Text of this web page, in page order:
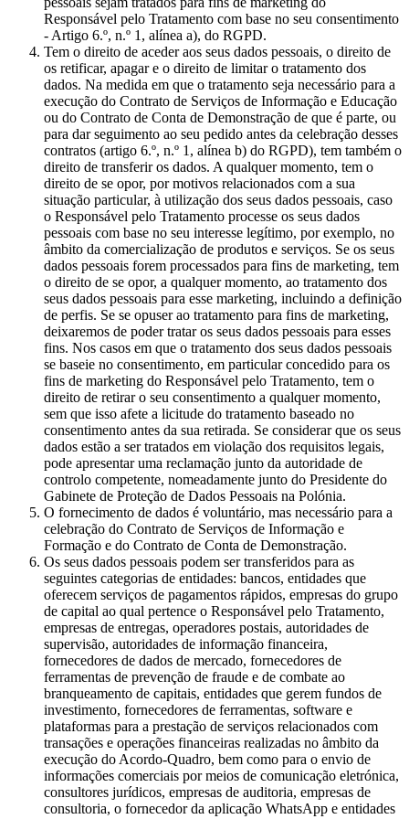
Responsável pelo Tratamento com base no seu consentimento
- Artigo 6.º, n.º 1, alínea a), do RGPD.
Tem o direito de aceder aos seus dados pessoais, o direito de
os retificar, apagar e o direito de limitar o tratamento dos
dados. Na medida em que o tratamento seja necessário para a
execução do Contrato de Serviços de Informação e Educação
ou do Contrato de Conta de Demonstração de que é parte, ou
para dar seguimento ao seu pedido antes da celebração desses
contratos (artigo 6.º, n.º 1, alínea b) do RGPD), tem também o
direito de transferir os dados. A qualquer momento, tem o
direito de se opor, por motivos relacionados com a sua
situação particular, à utilização dos seus dados pessoais, caso
o Responsável pelo Tratamento processe os seus dados
pessoais com base no seu interesse legítimo, por exemplo, no
âmbito da comercialização de produtos e serviços. Se os seus
dados pessoais forem processados para fins de marketing, tem
o direito de se opor, a qualquer momento, ao tratamento dos
seus dados pessoais para esse marketing, incluindo a definição
de perfis. Se se opuser ao tratamento para fins de marketing,
deixaremos de poder tratar os seus dados pessoais para esses
fins. Nos casos em que o tratamento dos seus dados pessoais
se baseie no consentimento, em particular concedido para os
fins de marketing do Responsável pelo Tratamento, tem o
direito de retirar o seu consentimento a qualquer momento,
sem que isso afete a licitude do tratamento baseado no
consentimento antes da sua retirada. Se considerar que os seus
dados estão a ser tratados em violação dos requisitos legais,
pode apresentar uma reclamação junto da autoridade de
controlo competente, nomeadamente junto do Presidente do
Gabinete de Proteção de Dados Pessoais na Polónia.
O fornecimento de dados é voluntário, mas necessário para a
celebração do Contrato de Serviços de Informação e
Formação e do Contrato de Conta de Demonstração.
Os seus dados pessoais podem ser transferidos para as
seguintes categorias de entidades: bancos, entidades que
oferecem serviços de pagamentos rápidos, empresas do grupo
de capital ao qual pertence o Responsável pelo Tratamento,
empresas de entregas, operadores postais, autoridades de
supervisão, autoridades de informação financeira,
fornecedores de dados de mercado, fornecedores de
ferramentas de prevenção de fraude e de combate ao
branqueamento de capitais, entidades que gerem fundos de
investimento, fornecedores de ferramentas, software e
plataformas para a prestação de serviços relacionados com
transações e operações financeiras realizadas no âmbito da
execução do Acordo-Quadro, bem como para o envio de
informações comerciais por meios de comunicação eletrónica,
consultores jurídicos, empresas de auditoria, empresas de
consultoria, o fornecedor da aplicação WhatsApp e entidades